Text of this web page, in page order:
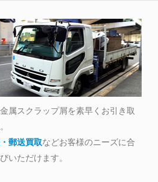
属スクラップ屑を素早くお引き取
郵送買取などお客様のニーズに合
いただけます。